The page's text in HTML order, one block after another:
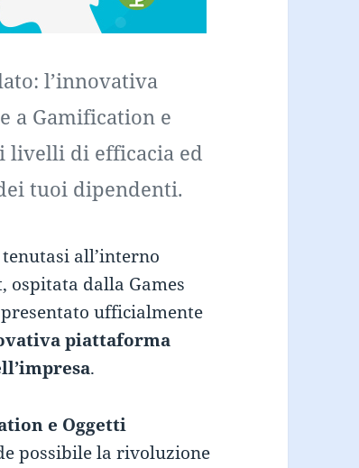
l’innovativa
a Gamification e
livelli di efficacia ed
tuoi dipendenti.
all’interno
ospitata dalla Games
ufficialmente
piattaforma
.
e Oggetti
possibile la rivoluzione